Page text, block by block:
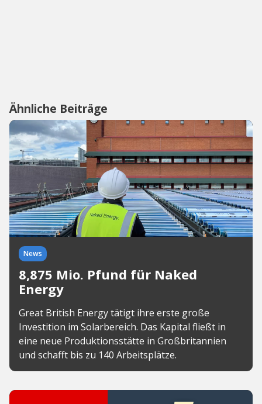
Ähnliche Beiträge
News
8,875 Mio. Pfund für Naked
Energy
Great British Energy tätigt ihre erste große
Investition im Solarbereich. Das Kapital fließt in
eine neue Produktionsstätte in Großbritannien
und schafft bis zu 140 Arbeitsplätze.